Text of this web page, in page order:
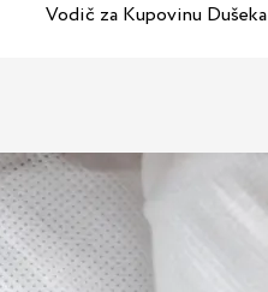
Vodič za Kupovinu Dušeka